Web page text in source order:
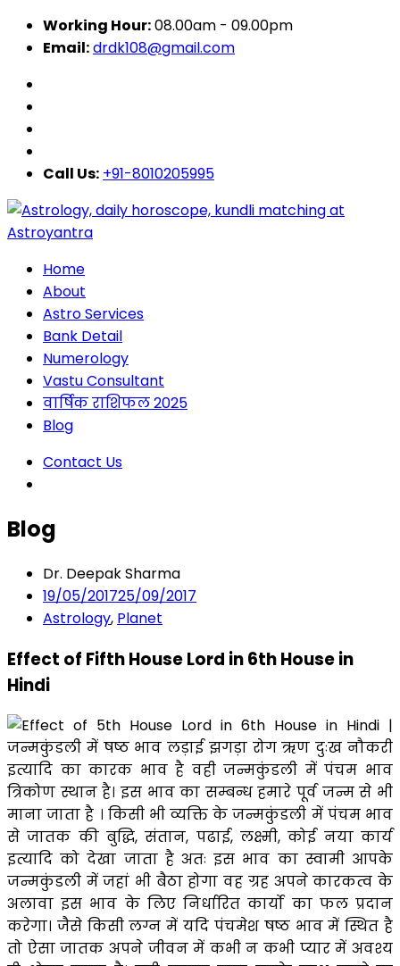
Working Hour:08.00am - 09.00pm
Email:drdk108@gmail.com
Call Us: +91-8010205995
Home
About
Astro Services
Bank Detail
Numerology
Vastu Consultant
वार्षिक राशिफल 2025
Blog
Contact Us
Blog
Dr. Deepak Sharma
19/05/201725/09/2017
Astrology, Planet
Effect of Fifth House Lord in 6th House in
Hindi